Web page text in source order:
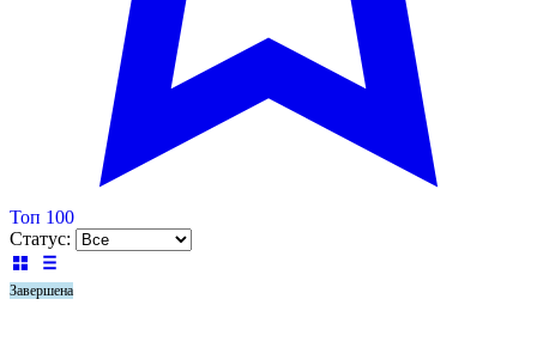
Топ 100
Статус:
Завершена